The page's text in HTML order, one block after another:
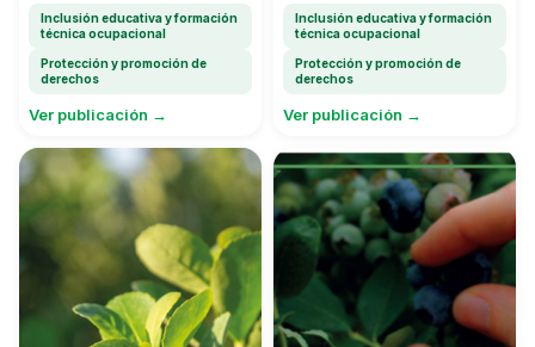
Inclusión educativa y formación
técnica ocupacional
Protección y promoción de
derechos
Ver publicación →
Inclusión educativa y formación
técnica ocupacional
Protección y promoción de
derechos
Ver publicación →